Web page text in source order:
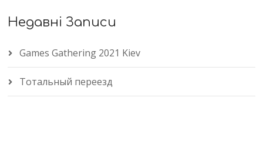
Недавні Записи
Games Gathering 2021 Kiev
Тотальный переезд